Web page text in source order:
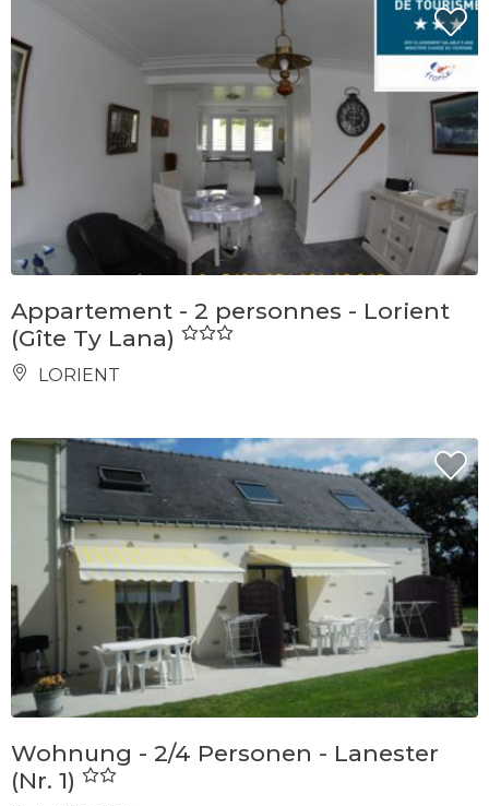
Appartement - 2 personnes - Lorient
(Gîte Ty Lana)
LORIENT
Wohnung - 2/4 Personen - Lanester
(Nr. 1)